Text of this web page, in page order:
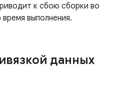
к сбою сборки во
выполнения.
данных